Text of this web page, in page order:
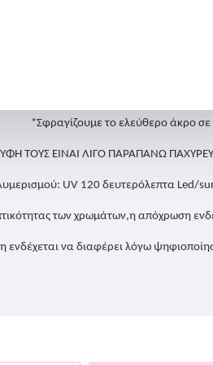
*Σφραγίζουμε το ελεύθερο άκρο
ΤΟΥΣ ΕΙΝΑΙ ΛΙΓΟ ΠΑΡΑΠΑΝΩ
UV 120 δευτερόλεπτα Led/
των χρωμάτων,η απόχρωση
ενδέχεται να διαφέρει λόγω